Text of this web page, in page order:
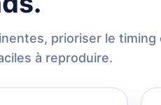
prioriser le timing
à reproduire.